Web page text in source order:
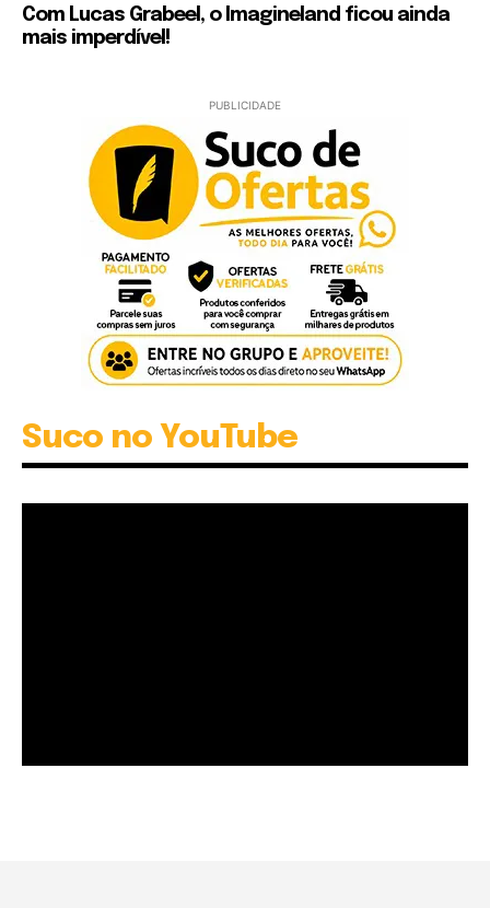
Com Lucas Grabeel, o Imagineland ficou ainda
mais imperdível!
PUBLICIDADE
Suco no YouTube